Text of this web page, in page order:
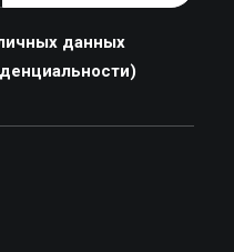
данных
)